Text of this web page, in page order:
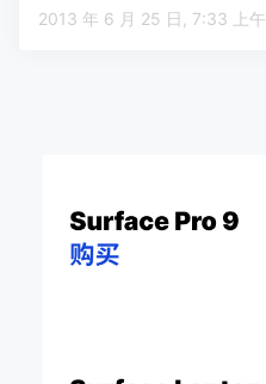
2013 年 6 月 25 日, 7:33 上午